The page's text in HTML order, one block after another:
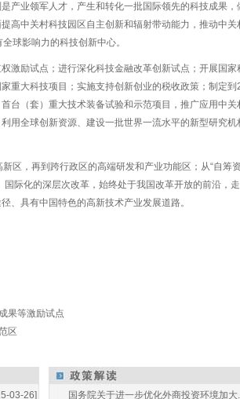
产业领军人才，产生和转化一批国际领先的科技成果，
高中关村科技园区自主创新和辐射带动能力，推动中关
球影响力的科技创新中心。
激励试点；进行深化科技金融改革创新试点；开展国家
重大科技项目；实施支持创新创业的税收政策；制定
台（套）重大技术装备试验和示范项目，推广应用中关
用全球创新资源、建设一批世界一流水平的新型研究机
区，再到跨行政区的高端研发和产业功能区；从“自筹资
际化的深层次改革，始终处于我国改革开放的前沿，
、具有中国特色的高新技术产业发展道路。
果等激励试点
区
03-26]
国务院关于进一步优化外商投资环境加大